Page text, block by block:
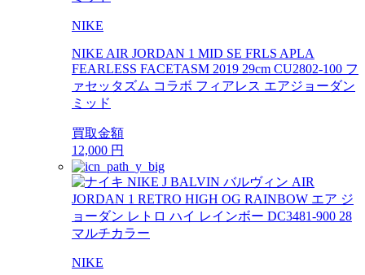
NIKE
NIKE AIR JORDAN 1 MID SE FRLS APLA
FEARLESS FACETASM 2019 29cm CU2802-100 フ
ァセッタズム コラボ フィアレス エアジョーダン
ミッド
買取金額
12,000 円
NIKE